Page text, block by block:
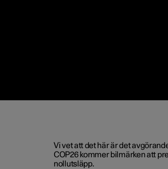
Vi vet att det här är det
COP26 kommer bilmärken att
nollutsläpp.